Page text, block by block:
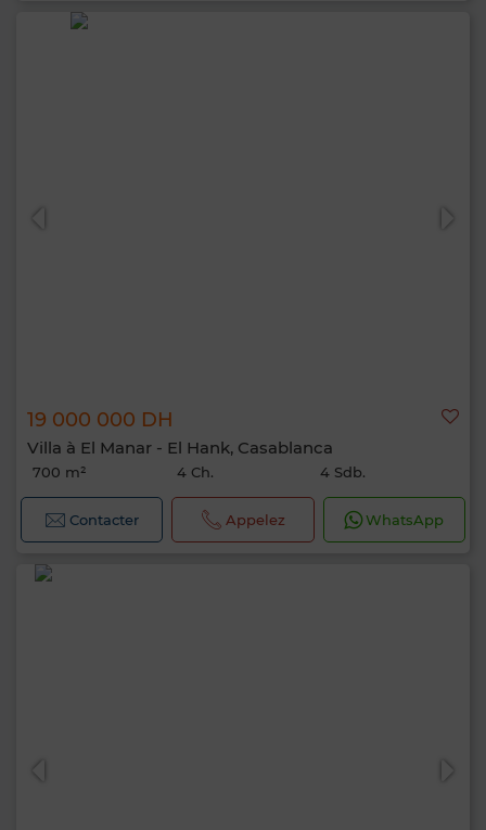
19 000 000 DH
Villa à El Manar - El Hank, Casablanca
700 m² 4 Ch. 4 Sdb.
Contacter Appelez WhatsApp